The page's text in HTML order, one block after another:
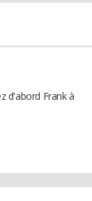
d'abord Frank à